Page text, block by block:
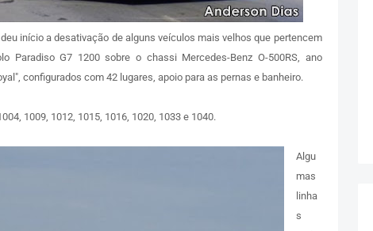
início a desativação de alguns veículos mais velhos que pertencem
Paradiso G7 1200 sobre o chassi Mercedes-Benz O-500RS, ano
configurados com 42 lugares, apoio para as pernas e banheiro.
1009, 1012, 1015, 1016, 1020, 1033 e 1040.
Algu
mas
linha
s